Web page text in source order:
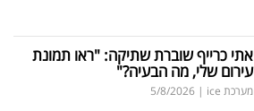
אתי כרייף שוברת שתיקה: "ראו תמונת
עירום שלי, מה הבעיה?"
מערכת ice |
5/8/2026